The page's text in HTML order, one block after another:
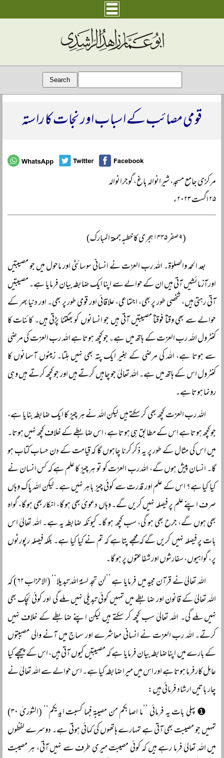
قومی مصائب کے اسباب اور نجات کا راستہ
مرکزی جامع مسجد، شیرانوالہ باغ، گوجرانوالہ
۲۵ اگست ۲۰۲۳ء
(۹ صفر ۱۴۴۵ہجری کا خطبہ جمعۃ المبارک)
بعد الحمد والصلوٰۃ۔ اللہ رب العزت نے انسانی سوسائٹی اور ماحول میں جو مصیبتیں
اور آزمائشیں آتی ہیں ان کے حوالے سے اپنا ایک ضابطہ بیان فرمایا ہے۔ مصیبتیں
آتی رہتی ہیں، شخصی طور پر بھی، اجتماعی، علاقائی اور قومی طور پر بھی۔ اور دنیا بھر کے
حوالے سے بھی وقتاً‌ فوقتاً‌ مصیبتیں آتی ہیں جو انسانوں کو بھگتنا پڑتی ہیں۔ کائنات کا
کنٹرول اللہ رب العزت کے ہاتھ میں ہے۔ جو کچھ ہوتا ہے اللہ رب العزت کی مرضی
سے ہوتا ہے، اللہ کی مرضی کے بغیر ایک پتہ بھی نہیں ہلتا۔ زمینوں آسمانوں کا
کنٹرول اس کے ہاتھ میں ہے۔ اللہ تعالیٰ جو چاہیں کرتے ہیں اور جو کچھ کرتے ہیں وہی
رونما ہوتا ہے۔
اللہ رب العزت کچھ بھی کر سکتے ہیں لیکن اللہ نے ہر چیز کا ایک ضابطہ بنایا ہے،
جو کچھ ہوتا ہے اس کے مطابق ہی ہوتا ہے، اس ضابطے کے خلاف کچھ نہیں ہوتا۔
میں اس کی مثال کے طور پر یہ ذکر کرنا چاہوں گا کہ قیامت کے دن حساب کتاب ہو
گا۔ انسان پیش ہوں گے، اللہ رب العزت کو تو ہر چیز کا علم ہے کہ کس انسان نے
کیا کیا ہے؟ اس کے علم اور قدرت سے کوئی چیز باہر نہیں ہے۔ لیکن اللہ پاک وہاں
صرف اپنے علم پر فیصلہ نہیں کریں گے۔ وہاں دعویٰ بھی ہو گا، انکار بھی ہو گا، گواہ
بھی ہوں گے، جرح بھی ہو گی، سب کچھ ہو گا۔ کیونکہ ضابطہ یہ ہے۔ اللہ تعالیٰ اس
بات پر فیصلہ نہیں کریں گے کہ مجھے پتا ہے کہ تم نے کیا کیا ہے۔ بلکہ فیصلہ رپورٹوں
پر، گواہیوں، سفارشوں اور شفاعتوں پر ہو گا۔
اللہ تعالیٰ نے قرآن مجید میں فرمایا ہے ’’لن تجد لسنۃ اللہ تبدیلا‘‘ (الاحزاب ۶۲) کہ
اللہ تعالیٰ کے قانون اور ضابطے میں تمہیں کوئی تبدیلی نہیں ملے گی اور کوئی لچک بھی
نہیں ملے گی۔ اللہ تعالیٰ سب کچھ کر سکتے ہیں لیکن اپنے ضابطے کے خلاف نہیں
کرتے۔ اللہ رب العزت نے انسانی معاشرے اور سماج میں آنے والی مصیبتوں
کے بارے میں اپنا ضابطہ بیان فرمایا ہے کہ مصیبتیں کیوں آتی ہیں، اس کے پیچھے کیا
عامِل کارفرما ہوتا ہے اور اس میں میرا ضابطہ کیا ہے۔ اس حوالے سے اللہ تعالیٰ نے
چار باتیں ارشاد فرمائی ہیں:
❶ پہلی بات یہ فرمائی ’’ما اصابکم من مصیبۃ فبما کسبت ایدیکم‘‘ (الشوریٰ ۳۰)
تمہیں جو مصیبت بھی آتی ہے تمہارے ہاتھوں کی کمائی ہوتی ہے۔ دوسرے لفظوں
میں اللہ تعالیٰ فرما رہے ہیں کہ کوئی مصیبت میری طرف سے نہیں آتی، ہر مصیبت